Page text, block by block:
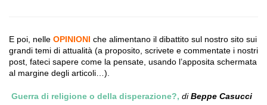
E poi, nelle OPINIONI che alimentano il dibattito sul nostro sito sui
grandi temi di attualità (a proposito, scrivete e commentate i nostri
post, fateci sapere come la pensate, usando l’apposita schermata
al margine degli articoli…).
Guerra di religione o della disperazione?, diBeppe Casucci